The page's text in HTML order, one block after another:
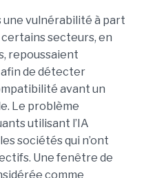
une vulnérabilité à part
secteurs, en
repoussaient
afin de détecter
avant un
Le problème
utilisant l’IA
sociétés qui n’ont
Une fenêtre de
comme